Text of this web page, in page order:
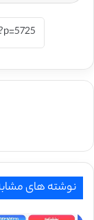
نوشته های